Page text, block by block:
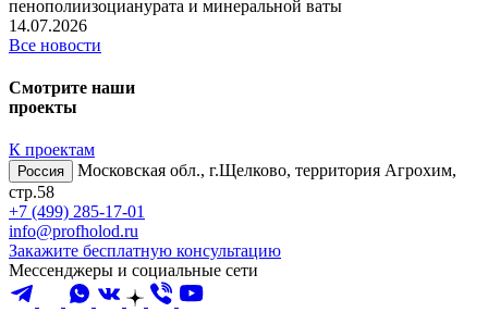
пенополиизоцианурата и минеральной ваты
14.07.2026
Все новости
Смотрите наши
проекты
К проектам
Россия
Московская обл., г.Щелково, территория Агрохим,
стр.58
+7 (499) 285-17-01
info@profholod.ru
Закажите бесплатную консультацию
Мессенджеры и социальные сети